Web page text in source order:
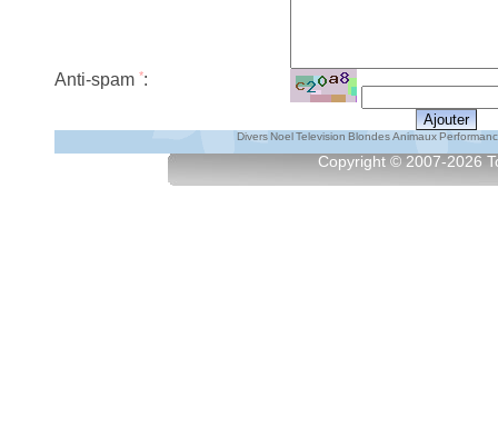
Anti-spam *:
Divers Noel Television Blondes Animaux
Copyright © 2007-2026